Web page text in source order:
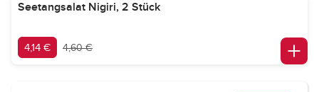
Seetangsalat Nigiri, 2 Stück
4,14 € 4,60 €